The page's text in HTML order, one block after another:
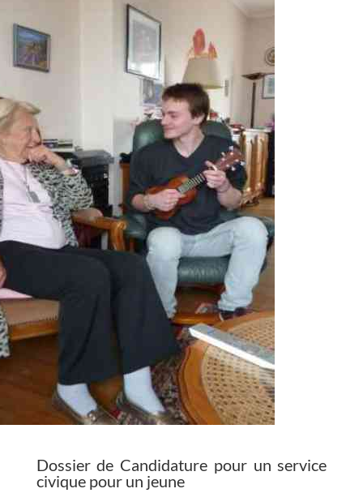
Dossier de Candidature pour un service
civique pour un jeune